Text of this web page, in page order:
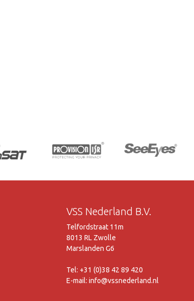
VSS Nederland B.V.
Telfordstraat 11m
8013 RL Zwolle
Marslanden G6
Tel: +31 (0)38 42 89 420
E-mail: info@vssnederland.nl